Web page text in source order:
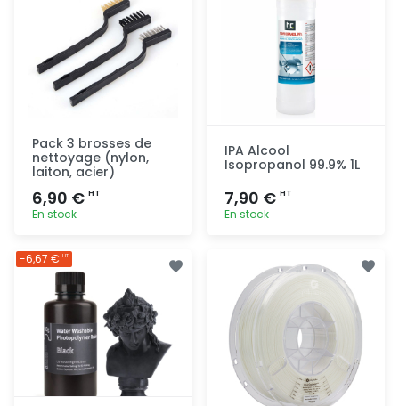
Pack 3 brosses de
nettoyage (nylon,
laiton, acier)
6,90 € HT
En stock
IPA Alcool
Isopropanol 99.9% 1L
7,90 € HT
En stock
rapide
-6,67 € HT